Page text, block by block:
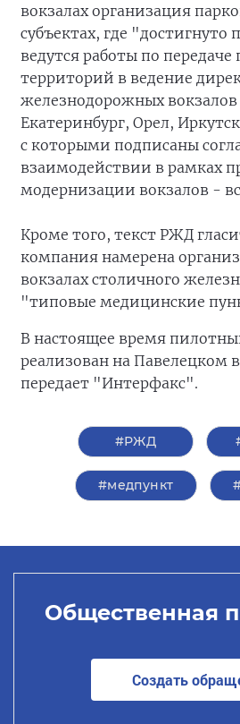
вокзалах организация
субъектах, где
ведутся работы по
территорий в ведение
железнодорожных
Екатеринбург, Орел,
с которыми подписаны
взаимодействии в рамках
модернизации вокзалов -
Кроме того, текст РЖД
компания намерена
вокзалах столичного
"типовые медицинские
В настоящее время
реализован на Павелецком
передает "Интерфакс".
#РЖД
#медпункт
Общественная
Создать